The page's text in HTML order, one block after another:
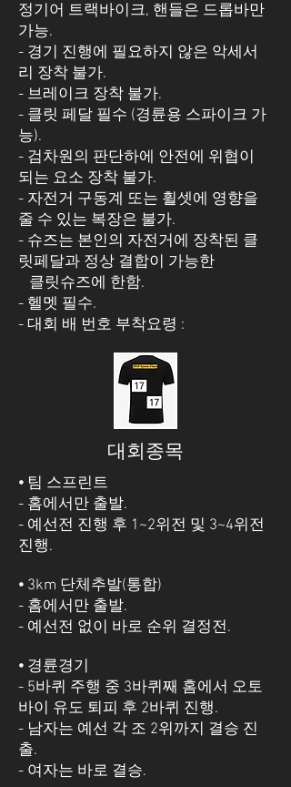
정기어 트랙바이크, 핸들은 드롭바만
가능.
- 경기 진행에 필요하지 않은 악세서
리 장착 불가.
- 브레이크 장착 불가.
- 클릿 페달 필수 (경륜용 스파이크 가
능).
- 검차원의 판단하에 안전에 위협이
되는 요소 장착 불가.
- 자전거 구동계 또는 휠셋에 영향을
줄 수 있는 복장은 불가.
- 슈즈는 본인의 자전거에 장착된 클
릿페달과 정상 결합이 가능한
클릿슈즈에 한함.
- 헬멧 필수.
- 대회 배 번호 부착요령 :
대회종목
⦁ 팀 스프린트
- 홈에서만 출발.
- 예선전 진행 후 1~2위전 및 3~4위전
진행.
⦁ 3km 단체추발(통합)
- 홈에서만 출발.
- 예선전 없이 바로 순위 결정전.
⦁ 경륜경기
- 5바퀴 주행 중 3바퀴째 홈에서 오토
바이 유도 퇴피 후 2바퀴 진행.
- 남자는 예선 각 조 2위까지 결승 진
출.
- 여자는 바로 결승.